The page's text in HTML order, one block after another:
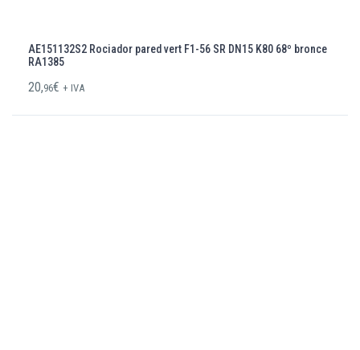
AE151132S2 Rociador pared vert F1-56 SR DN15 K80 68º bronce
RA1385
20,96€ + IVA